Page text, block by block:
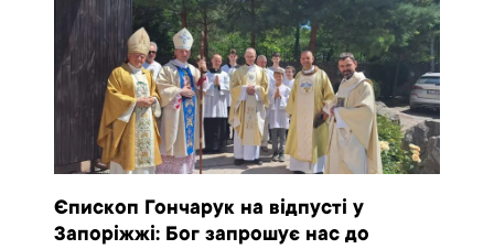
Єпископ Гончарук на відпусті у
Запоріжжі: Бог запрошує нас до